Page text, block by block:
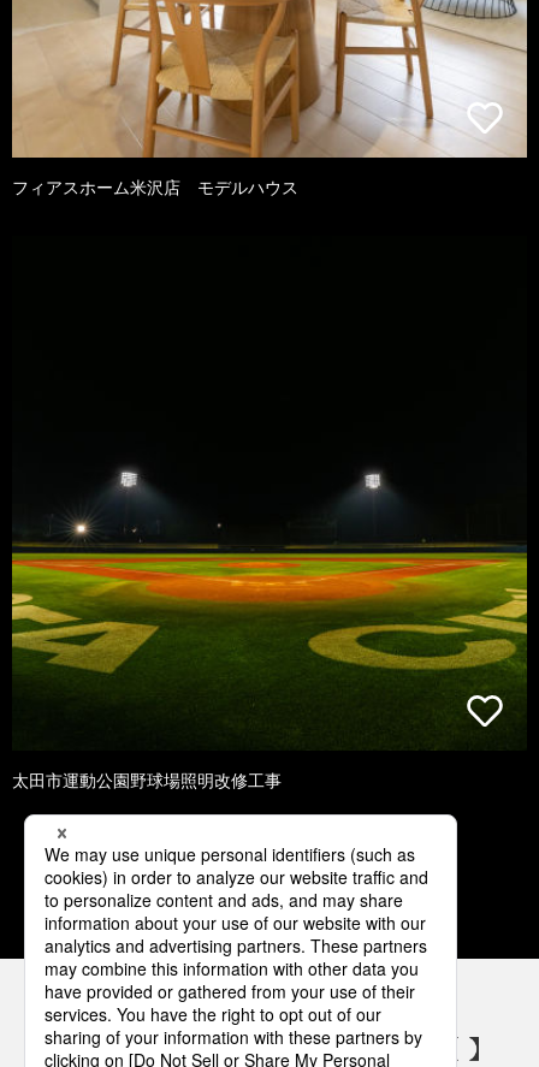
フィアスホーム米沢店 モデルハウス
太田市運動公園野球場照明改修工事
1 2 3 4 5
パナソニックの電気設備 SNSアカウント